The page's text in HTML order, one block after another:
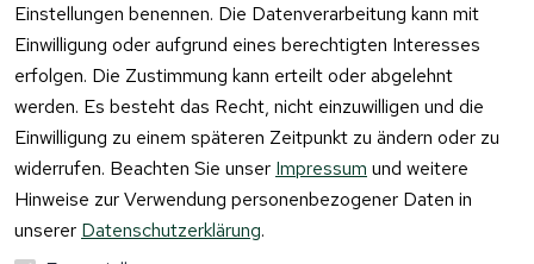
Einstellungen benennen. Die Datenverarbeitung kann mit
Einwilligung oder aufgrund eines berechtigten Interesses
erfolgen. Die Zustimmung kann erteilt oder abgelehnt
werden. Es besteht das Recht, nicht einzuwilligen und die
Einwilligung zu einem späteren Zeitpunkt zu ändern oder zu
widerrufen. Beachten Sie unser Impressum und weitere
Hinweise zur Verwendung personenbezogener Daten in
unserer Datenschutzerklärung.